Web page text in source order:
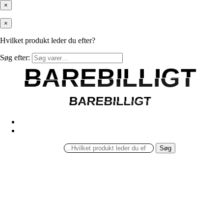
×
×
Hvilket produkt leder du efter?
Søg efter:
BAREBILLIGT
BAREBILLIGT
BAREBILLIGT
BAREBILLIGT
Søg